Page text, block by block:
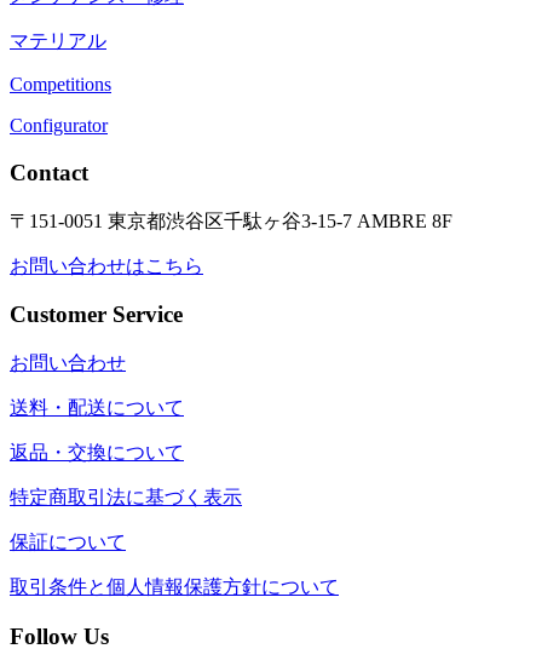
マテリアル
Competitions
Configurator
Contact
〒151-0051 東京都渋谷区千駄ヶ谷3-15-7 AMBRE 8F
お問い合わせはこちら
Customer Service
お問い合わせ
送料・配送について
返品・交換について
特定商取引法に基づく表示
保証について
取引条件と個人情報保護方針について
Follow Us